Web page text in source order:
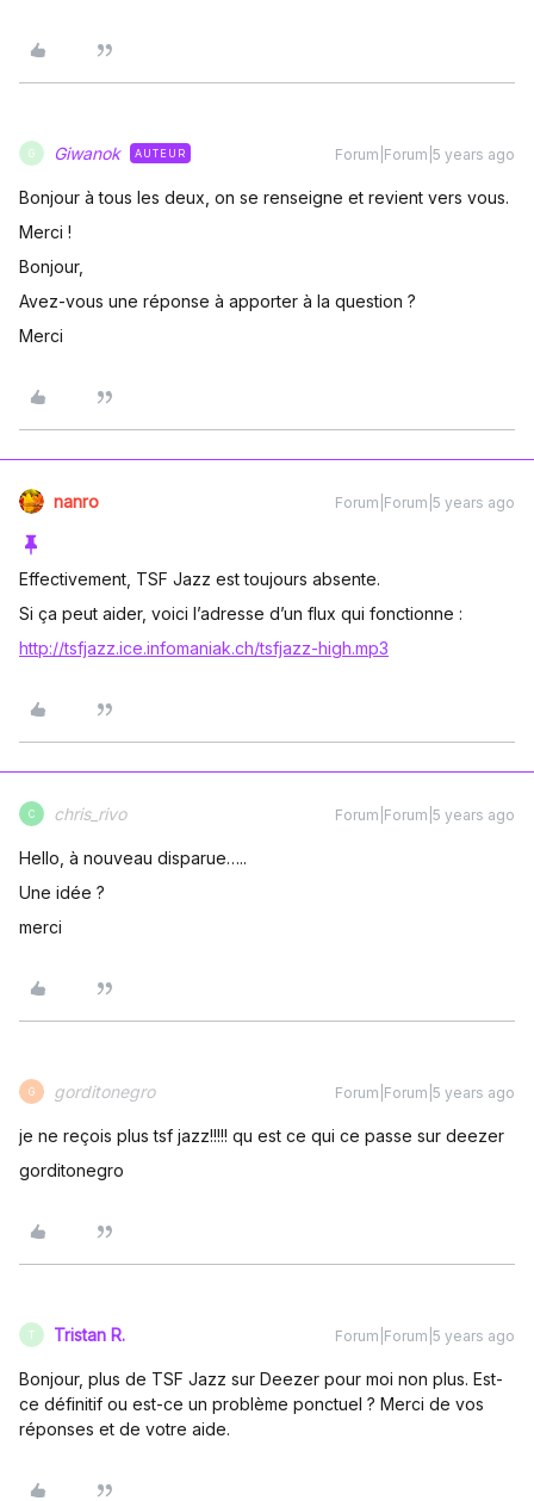
G Giwanok AUTEUR Forum|Forum|5 years ago
Bonjour à tous les deux, on se renseigne et revient vers vous.
Merci !
Bonjour,
Avez-vous une réponse à apporter à la question ?
Merci
nanro Forum|Forum|5 years ago
Effectivement, TSF Jazz est toujours absente.
Si ça peut aider, voici l’adresse d’un flux qui fonctionne :
http://tsfjazz.ice.infomaniak.ch/tsfjazz-high.mp3
C chris_rivo Forum|Forum|5 years ago
Hello, à nouveau disparue…..
Une idée ?
merci
G gorditonegro Forum|Forum|5 years ago
je ne reçois plus tsf jazz!!!!! qu est ce qui ce passe sur deezer
gorditonegro
T Tristan R. Forum|Forum|5 years ago
Bonjour, plus de TSF Jazz sur Deezer pour moi non plus. Est-
ce définitif ou est-ce un problème ponctuel ? Merci de vos
réponses et de votre aide.